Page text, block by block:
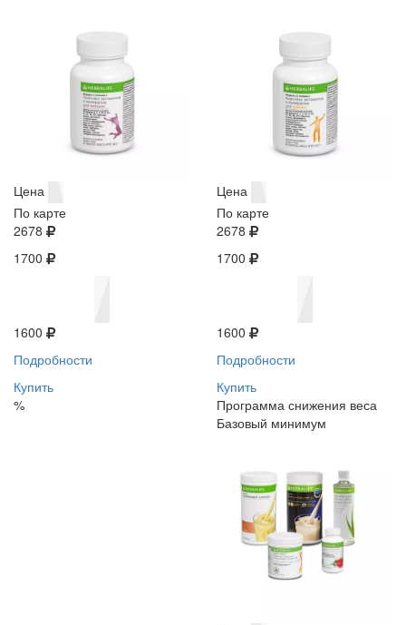
Цена
По карте
2678
1700
1600
Подробности
Купить
%
Цена
По карте
2678
1700
1600
Подробности
Купить
Программа снижения веса
Базовый минимум